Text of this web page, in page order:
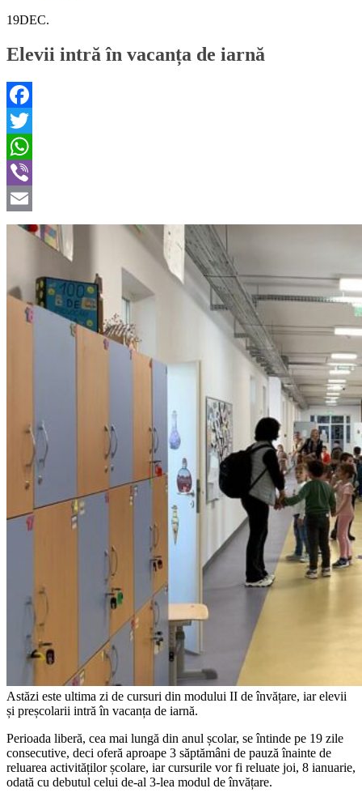
19DEC.
Elevii intră în vacanța de iarnă
Facebook
Twitter
WhatsApp
Viber
Email
Astăzi este ultima zi de cursuri din modului II de învățare, iar elevii
și preșcolarii intră în vacanța de iarnă.
Perioada liberă, cea mai lungă din anul școlar, se întinde pe 19 zile
consecutive, deci oferă aproape 3 săptămâni de pauză înainte de
reluarea activităților școlare, iar cursurile vor fi reluate joi, 8 ianuarie,
odată cu debutul celui de-al 3-lea modul de învățare.